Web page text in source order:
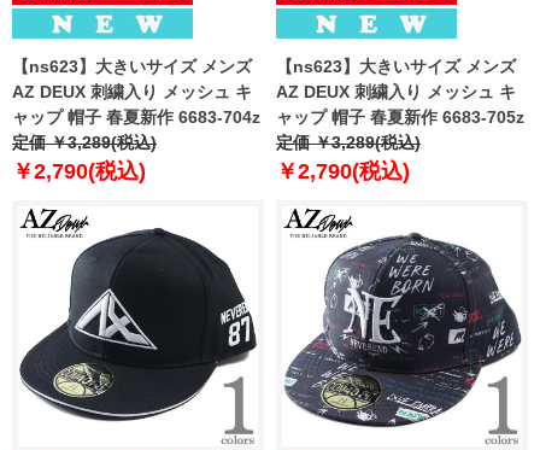
【ns623】大きいサイズ メンズ
AZ DEUX 刺繍入り メッシュ キ
ャップ 帽子 春夏新作 6683-704z
定価 ￥3,289(税込)
￥2,790(税込)
【ns623】大きいサイズ メンズ
AZ DEUX 刺繍入り メッシュ キ
ャップ 帽子 春夏新作 6683-705z
定価 ￥3,289(税込)
￥2,790(税込)